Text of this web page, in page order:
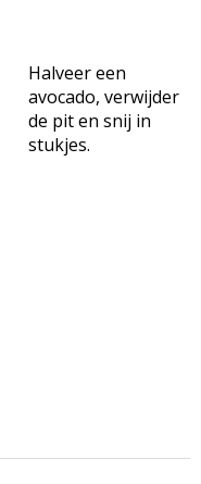
Halveer een
avocado, verwijder
de pit en snij in
stukjes.